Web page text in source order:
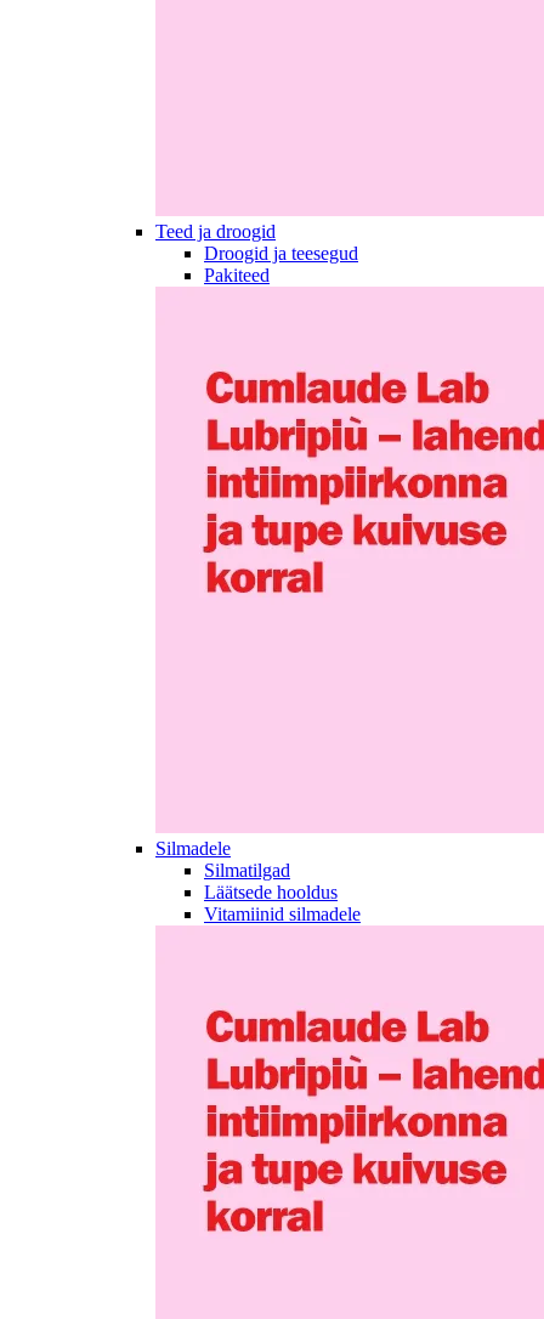
Teed ja droogid
Droogid ja teesegud
Pakiteed
Silmadele
Silmatilgad
Läätsede hooldus
Vitamiinid silmadele